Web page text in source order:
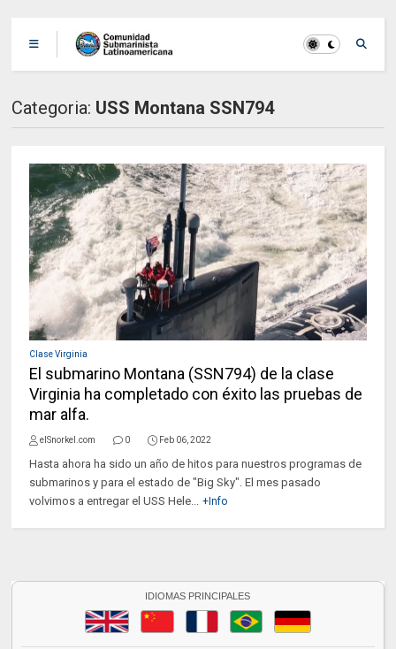
Categoria: USS Montana SSN794
Clase Virginia
El submarino Montana (SSN794) de la clase
Virginia ha completado con éxito las pruebas de
mar alfa.
elSnorkel.com 0 Feb 06, 2022
Hasta ahora ha sido un año de hitos para nuestros programas de
submarinos y para el estado de "Big Sky". El mes pasado
volvimos a entregar el USS Hele... +Info
IDIOMAS PRINCIPALES